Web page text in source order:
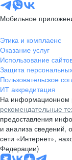
Мобильное
Этика и комплаенс
Оказание услуг
Использование
Защита
Пользовательское
ИТ аккредитация
На информационном
рекомендательные
предоставления
и анализа сведений,
сети «Интернет»,
Федерации)